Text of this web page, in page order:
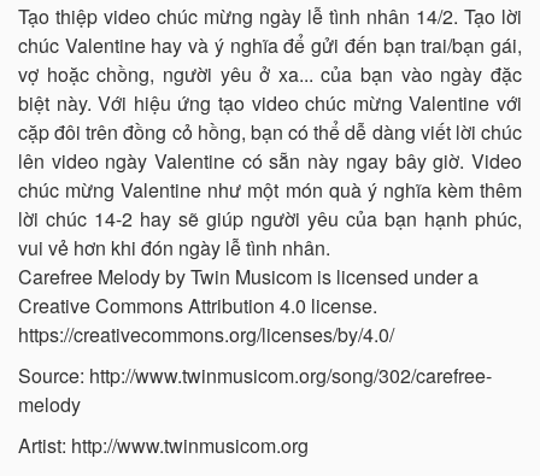
Tạo thiệp video chúc mừng ngày lễ tình nhân 14/2. Tạo lời
chúc Valentine hay và ý nghĩa để gửi đến bạn trai/bạn gái,
vợ hoặc chồng, người yêu ở xa... của bạn vào ngày đặc
biệt này. Với hiệu ứng tạo video chúc mừng Valentine với
cặp đôi trên đồng cỏ hồng, bạn có thể dễ dàng viết lời chúc
lên video ngày Valentine có sẵn này ngay bây giờ. Video
chúc mừng Valentine như một món quà ý nghĩa kèm thêm
lời chúc 14-2 hay sẽ giúp người yêu của bạn hạnh phúc,
vui vẻ hơn khi đón ngày lễ tình nhân.
Carefree Melody by Twin Musicom is licensed under a
Creative Commons Attribution 4.0 license.
https://creativecommons.org/licenses/by/4.0/
Source: http://www.twinmusicom.org/song/302/carefree-
melody
Artist: http://www.twinmusicom.org